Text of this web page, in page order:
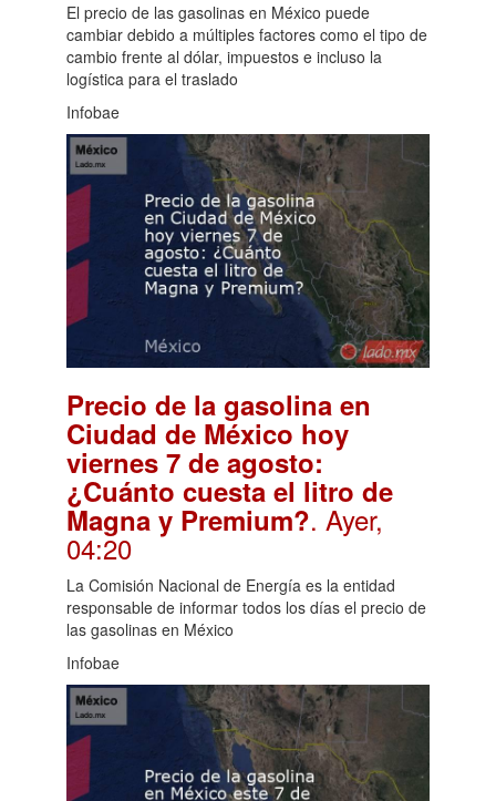
El precio de las gasolinas en México puede
cambiar debido a múltiples factores como el tipo de
cambio frente al dólar, impuestos e incluso la
logística para el traslado
Infobae
Precio de la gasolina en
Ciudad de México hoy
viernes 7 de agosto:
¿Cuánto cuesta el litro de
Magna y Premium?. Ayer,
04:20
La Comisión Nacional de Energía es la entidad
responsable de informar todos los días el precio de
las gasolinas en México
Infobae